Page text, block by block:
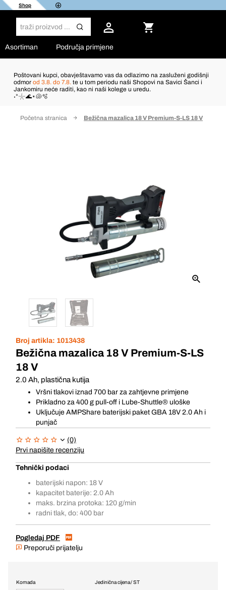
Shop
Asortiman Područja primjene
Poštovani kupci, obavještavamo vas da odlazimo na zasluženi godišnji
odmor od 3.8. do 7.8. te u tom periodu naši Shopovi na Savici Šanci i
Jankomiru neće raditi, kao ni naši kolege u uredu.
˖°𓇼🌊⋆🐚🫧
Početna stranica Bežična mazalica 18 V Premium-S-LS 18 V
Broj artikla: 1013438
Bežična mazalica 18 V Premium-S-LS
18 V
2.0 Ah, plastična kutija
Vršni tlakovi iznad 700 bar za zahtjevne primjene
Prikladno za 400 g pull-off i Lube-Shuttle® uloške
Uključuje AMPShare baterijski paket GBA 18V 2.0 Ah i
punjač
(0)
Prvi napišite recenziju
Tehnički podaci
baterijski napon: 18 V
kapacitet baterije: 2.0 Ah
maks. brzina protoka: 120 g/min
radni tlak, do: 400 bar
Pogledaj PDF
Preporuči prijatelju
Jedinična cijena / ST
Komada